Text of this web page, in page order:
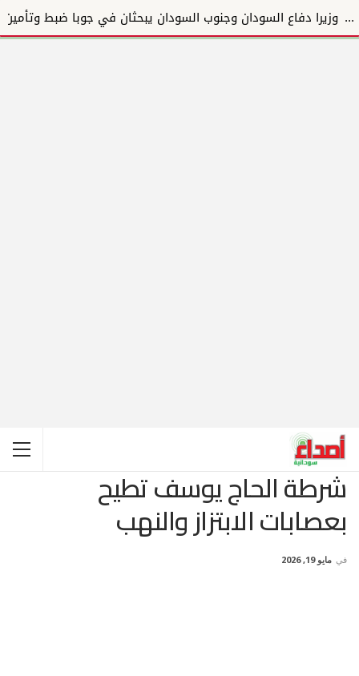
وزيرا دفاع السودان وجنوب السودان يبحثان في جوبا ضبط وتأمين الحدود
شرطة الحاج يوسف تطيح
بعصابات الابتزاز والنهب
في مايو 19, 2026